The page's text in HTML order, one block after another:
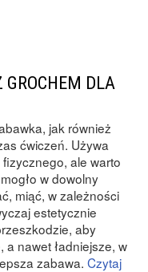
GROCHEM DLA
jak również
ćwiczeń. Używa
ale warto
w dowolny
miąć, w zależności
estetycznie
aby
nawet ładniejsze, w
zabawa. Czytaj